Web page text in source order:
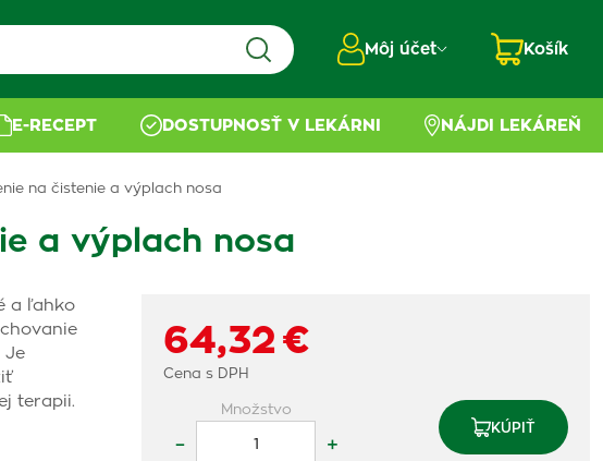
Môj účet Košík
E-RECEPT DOSTUPNOSŤ V LEKÁRNI NÁJDI LEKÁREŇ
na čistenie a výplach nosa
a výplach nosa
a ľahko
Je
terapii.
64,32 €
Cena s DPH
Množstvo
– +
KÚPIŤ